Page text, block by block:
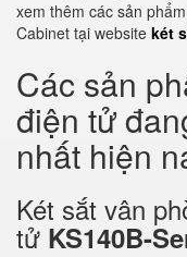
xem thêm các sản
Cabinet tại website két
Các sản
điện tử
nhất hiện
Két sắt vân
tử KS140B-